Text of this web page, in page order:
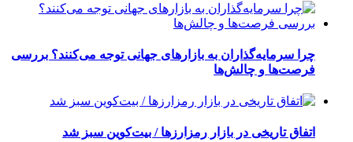
چرا سرمایه‌گذاران به بازارهای جهانی توجه می‌کنند؟ بررسی
فرصت‌ها و چالش‌ها
اتفاق تاریخی در بازار رمزارزها / بیت‌کوین سبز شد